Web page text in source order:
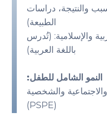
والنتيجة، دراسات
الطبيعة)
والإسلامية: (تُدرس
باللغة العربية)
النمو الشامل للطفل:
والاجتماعية والشخصية
(PSPE)